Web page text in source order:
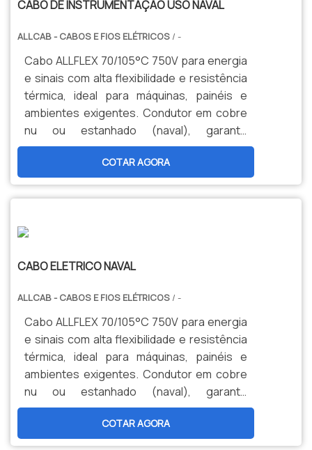
CABO DE INSTRUMENTAÇÃO USO NAVAL
ALLCAB - CABOS E FIOS ELÉTRICOS / -
Cabo ALLFLEX 70/105°C 750V para energia
e sinais com alta flexibilidade e resistência
térmica, ideal para máquinas, painéis e
ambientes exigentes. Condutor em cobre
nu ou estanhado (naval), garante
durabilidade, segurança e menor
manutenção. Opções personalizadas,
produção nacional e assistência técnica
especializada para sua indústria.
COTAR AGORA
CABO ELETRICO NAVAL
ALLCAB - CABOS E FIOS ELÉTRICOS / -
Cabo ALLFLEX 70/105°C 750V para energia
e sinais com alta flexibilidade e resistência
térmica, ideal para máquinas, painéis e
ambientes exigentes. Condutor em cobre
nu ou estanhado (naval), garante
durabilidade, segurança e menor
manutenção. Opções personalizadas,
produção nacional e assistência técnica
COTAR AGORA